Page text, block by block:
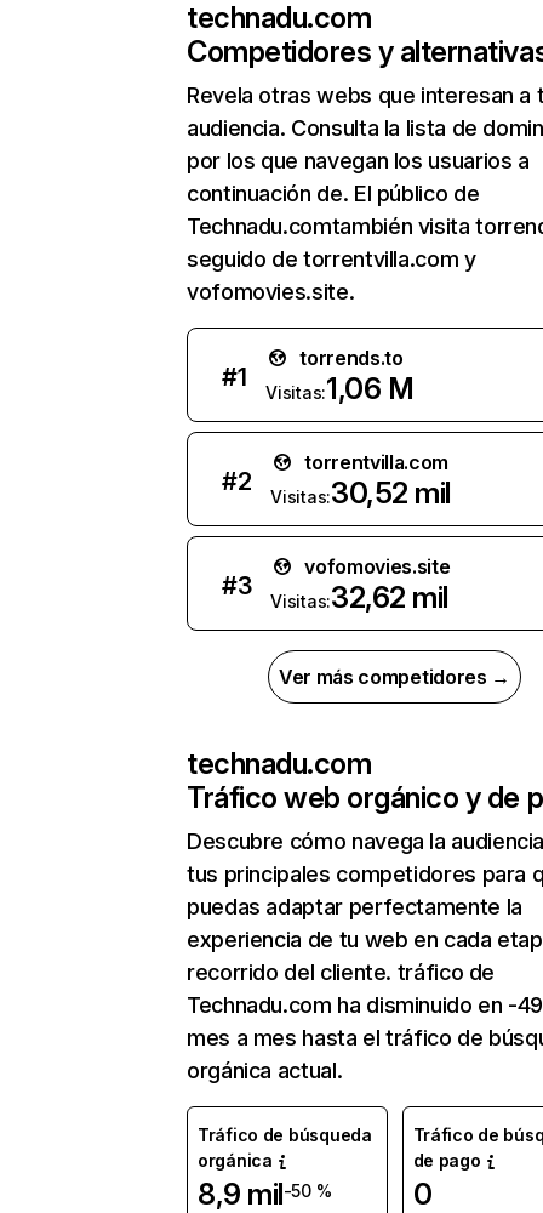
technadu.com
Competidores y
Revela otras webs que interesan a
audiencia. Consulta la lista de
por los que navegan los usuarios a
continuación de. El público de
Technadu.comtambién visita
seguido de torrentvilla.com y
vofomovies.site.
#1
torrends.to
Visitas:1,06 M
#2
torrentvilla.com
Visitas:30,52 mil
#3
vofomovies.site
Visitas:32,62 mil
Ver más competidores →
technadu.com
Tráfico web orgánico y de
Descubre cómo navega la
tus principales competidores para
puedas adaptar perfectamente la
experiencia de tu web en cada
recorrido del cliente. tráfico de
Technadu.com ha disminuido en -
mes a mes hasta el tráfico de
orgánica actual.
Tráfico de búsqueda
orgánica
8,9 mil-50 %
Tráfico de
de pago
0